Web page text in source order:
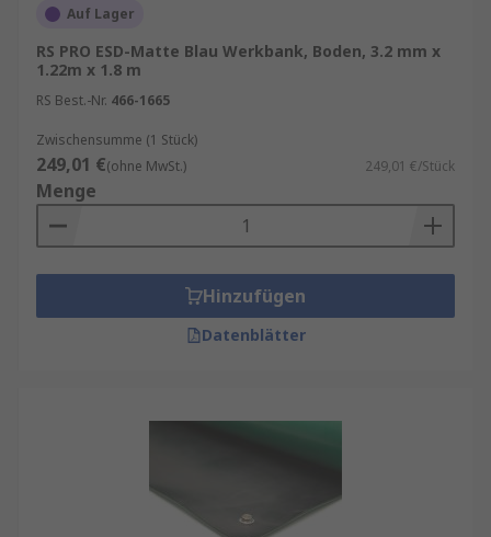
Auf Lager
RS PRO ESD-Matte Blau Werkbank, Boden, 3.2 mm x
1.22m x 1.8 m
RS Best.-Nr. 466-1665
Zwischensumme (1 Stück)
249,01 €(ohne MwSt.) 249,01 €/Stück
Menge
Hinzufügen
Datenblätter